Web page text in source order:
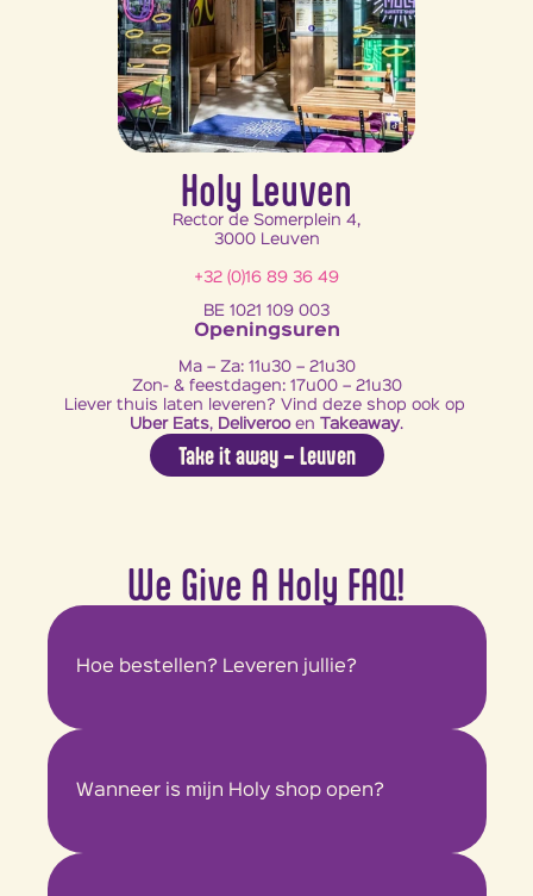
Holy Leuven
Rector de Somerplein 4,
3000 Leuven
+32 (0)16 89 36 49
BE 1021 109 003
Openingsuren
Ma – Za: 11u30 – 21u30
Zon- & feestdagen: 17u00 – 21u30
Take it away – Leuven
Uber Eats, Deliveroo en Takeaway.
We Give A Holy FAQ!
Hoe bestellen? Leveren jullie?
Wanneer is mijn Holy shop open?